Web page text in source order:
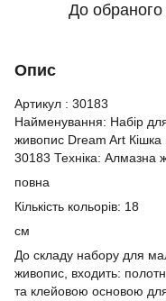
До обраного
Опис
Артикул : 30183
Найменування: Набір
живопис Dream Art
30183 Техніка: Алмазна
повна
Кількість кольорів: 18
см
До складу набору для
живопис, входить:
та клейовою основою